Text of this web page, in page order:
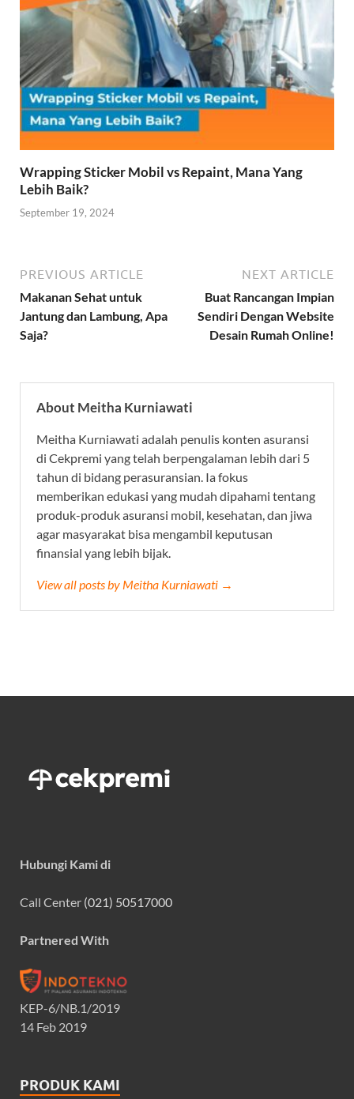
Wrapping Sticker Mobil vs Repaint, Mana Yang
Lebih Baik?
September 19, 2024
PREVIOUS ARTICLE
Makanan Sehat untuk
Jantung dan Lambung, Apa
Saja?
NEXT ARTICLE
Buat Rancangan Impian
Sendiri Dengan Website
Desain Rumah Online!
About Meitha Kurniawati
Meitha Kurniawati adalah penulis konten asuransi
di Cekpremi yang telah berpengalaman lebih dari 5
tahun di bidang perasuransian. Ia fokus
memberikan edukasi yang mudah dipahami tentang
produk-produk asuransi mobil, kesehatan, dan jiwa
agar masyarakat bisa mengambil keputusan
finansial yang lebih bijak.
View all posts by Meitha Kurniawati →
Hubungi Kami di
Call Center (021) 50517000
Partnered With
KEP-6/NB.1/2019
14 Feb 2019
PRODUK KAMI